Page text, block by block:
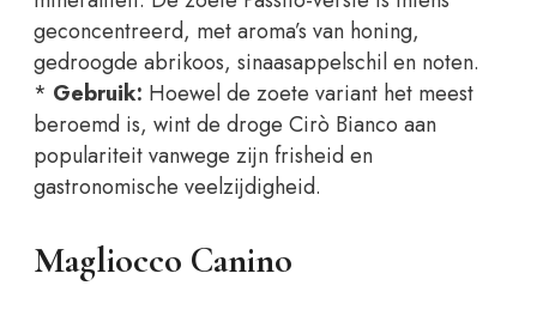
geconcentreerd, met aroma’s van honing,
gedroogde abrikoos, sinaasappelschil en noten.
* Gebruik: Hoewel de zoete variant het meest
beroemd is, wint de droge Cirò Bianco aan
populariteit vanwege zijn frisheid en
gastronomische veelzijdigheid.
Magliocco Canino